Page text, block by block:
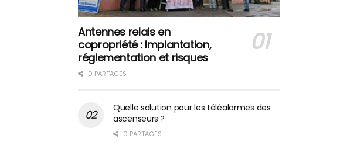
Antennes relais en
copropriété : Implantation,
réglementation et risques
0 PARTAGES
Quelle solution pour les téléalarmes des
ascenseurs ?
0 PARTAGES